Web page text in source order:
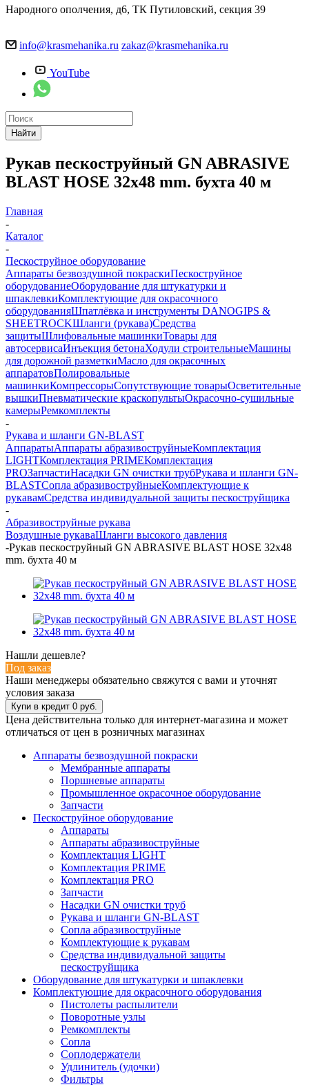
Народного ополчения, д6, ТК Путиловский, секция 39
info@krasmehanika.ru zakaz@krasmehanika.ru
YouTube
Найти
Рукав пескоструйный GN ABRASIVE
BLAST HOSE 32x48 mm. бухта 40 м
Главная
-
Каталог
-
Пескоструйное оборудование
Аппараты безвоздушной покраскиПескоструйное
оборудованиеОборудование для штукатурки и
шпаклевкиКомплектующие для окрасочного
оборудованияШпатлёвка и инструменты DANOGIPS &
SHEETROCKШланги (рукава)Средства
защитыШлифовальные машинкиТовары для
автосервисаИнъекция бетонаХодули строительныеМашины
для дорожной разметкиМасло для окрасочных
аппаратовПолировальные
машинкиКомпрессорыСопутствующие товарыОсветительные
вышкиПневматические краскопультыОкрасочно-сушильные
камерыРемкомплекты
-
Рукава и шланги GN-BLAST
АппаратыАппараты абразивоструйныеКомплектация
LIGHTКомплектация PRIMEКомплектация
PROЗапчастиНасадки GN очистки трубРукава и шланги GN-
BLASTСопла абразивоструйныеКомплектующие к
рукавамСредства индивидуальной защиты пескоструйщика
-
Абразивоструйные рукава
Воздушные рукаваШланги высокого давления
-Рукав пескоструйный GN ABRASIVE BLAST HOSE 32x48
mm. бухта 40 м
Нашли дешевле?
Под заказ
Наши менеджеры обязательно свяжутся с вами и уточнят
условия заказа
Цена действительна только для интернет-магазина и может
отличаться от цен в розничных магазинах
Аппараты безвоздушной покраски
Мембранные аппараты
Поршневые аппараты
Промышленное окрасочное оборудование
Запчасти
Пескоструйное оборудование
Аппараты
Аппараты абразивоструйные
Комплектация LIGHT
Комплектация PRIME
Комплектация PRO
Запчасти
Насадки GN очистки труб
Рукава и шланги GN-BLAST
Сопла абразивоструйные
Комплектующие к рукавам
Средства индивидуальной защиты
пескоструйщика
Оборудование для штукатурки и шпаклевки
Комплектующие для окрасочного оборудования
Пистолеты распылители
Поворотные узлы
Ремкомплекты
Сопла
Соплодержатели
Удлинитель (удочки)
Фильтры